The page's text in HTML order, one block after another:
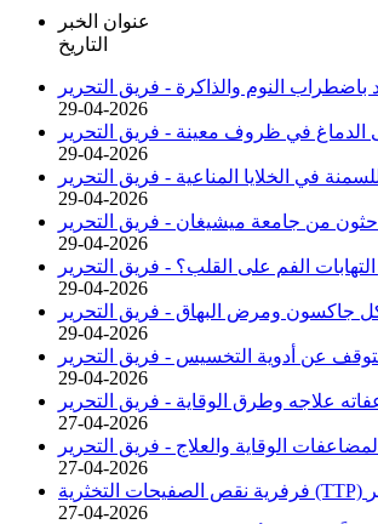
عنوان الخبر
التاريخ
باضطراب النوم والذاكرة - فريق التحرير
29-04-2026
الدماغ في ظروف معينة - فريق التحرير
29-04-2026
في الخلايا المناعية - فريق التحرير
29-04-2026
من جامعة ميشيغان - فريق التحرير
29-04-2026
التهابات الفم على القلب؟ - فريق التحرير
29-04-2026
جاكسون ومرض البهاق - فريق التحرير
29-04-2026
عن أدوية التخسيس - فريق التحرير
29-04-2026
علاجه وطرق الوقاية - فريق التحرير
27-04-2026
الوقاية والعلاج - فريق التحرير
27-04-2026
27-04-2026